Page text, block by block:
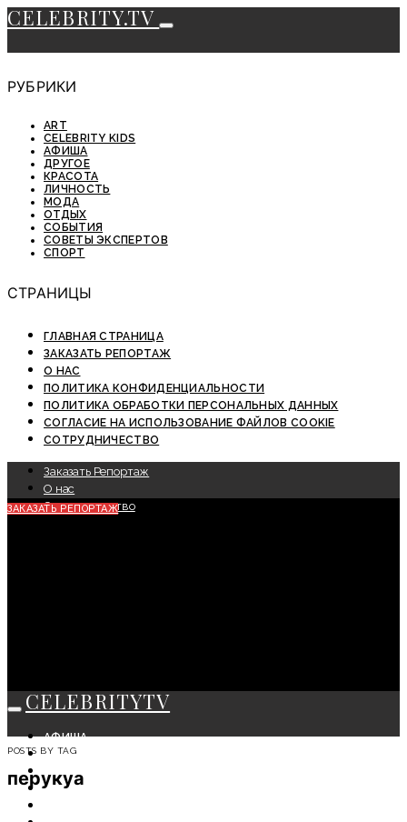
CELEBRITY.TV
РУБРИКИ
ART
CELEBRITY KIDS
АФИША
ДРУГОЕ
КРАСОТА
ЛИЧНОСТЬ
МОДА
ОТДЫХ
СОБЫТИЯ
СОВЕТЫ ЭКСПЕРТОВ
СПОРТ
СТРАНИЦЫ
ГЛАВНАЯ СТРАНИЦА
ЗАКАЗАТЬ РЕПОРТАЖ
О НАС
ПОЛИТИКА КОНФИДЕНЦИАЛЬНОСТИ
ПОЛИТИКА ОБРАБОТКИ ПЕРСОНАЛЬНЫХ ДАННЫХ
СОГЛАСИЕ НА ИСПОЛЬЗОВАНИЕ ФАЙЛОВ COOKIE
СОТРУДНИЧЕСТВО
Заказать Репортаж
О нас
Сотрудничество
ЗАКАЗАТЬ РЕПОРТАЖ
CELEBRITYTV
АФИША
СОБЫТИЯ
КРАСОТА
МОДА
POSTS BY TAG
перукуа